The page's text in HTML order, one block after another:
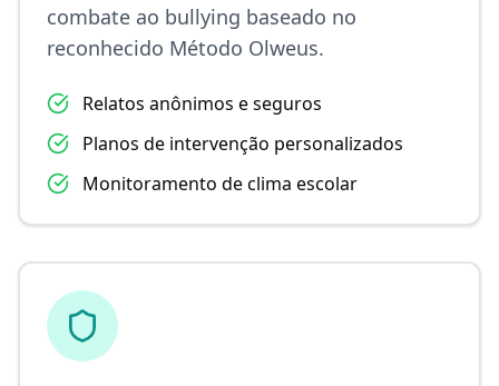
combate ao bullying baseado no
reconhecido Método Olweus.
Relatos anônimos e seguros
Planos de intervenção personalizados
Monitoramento de clima escolar